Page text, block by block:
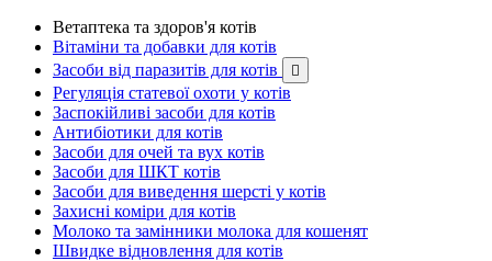
Ветаптека та здоров'я котів
Вітаміни та добавки для котів
Засоби від паразитів для котів

Регуляція статевої охоти у котів
Заспокійливі засоби для котів
Антибіотики для котів
Засоби для очей та вух котів
Засоби для ШКТ котів
Засоби для виведення шерсті у котів
Захисні коміри для котів
Молоко та замінники молока для кошенят
Швидке відновлення для котів